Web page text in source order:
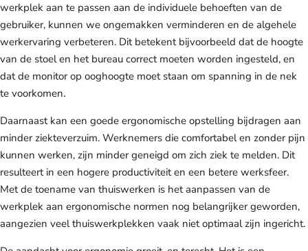
werkplek aan te passen aan de individuele behoeften van de
gebruiker, kunnen we ongemakken verminderen en de algehele
werkervaring verbeteren. Dit betekent bijvoorbeeld dat de hoogte
van de stoel en het bureau correct moeten worden ingesteld, en
dat de monitor op ooghoogte moet staan om spanning in de nek
te voorkomen.
Daarnaast kan een goede ergonomische opstelling bijdragen aan
minder ziekteverzuim. Werknemers die comfortabel en zonder pijn
kunnen werken, zijn minder geneigd om zich ziek te melden. Dit
resulteert in een hogere productiviteit en een betere werksfeer.
Met de toename van thuiswerken is het aanpassen van de
werkplek aan ergonomische normen nog belangrijker geworden,
aangezien veel thuiswerkplekken vaak niet optimaal zijn ingericht.